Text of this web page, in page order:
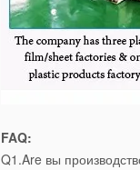
FAQ:
Q1.Are вы